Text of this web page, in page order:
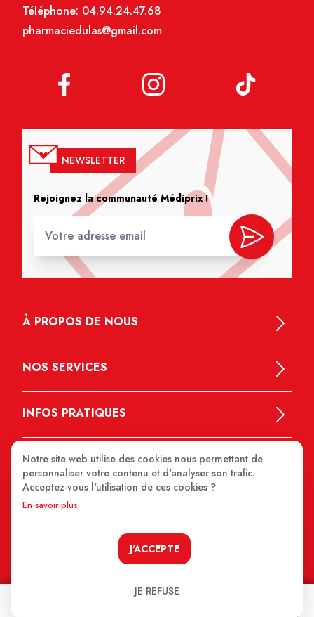
Téléphone: 04.94.24.47.68
pharmaciedulas@gmail.com
NEWSLETTER
Rejoignez la communauté Médiprix !
À PROPOS DE NOUS
NOS SERVICES
INFOS PRATIQUES
Notre site web utilise des cookies nous permettant de
personnaliser votre contenu et d'analyser son trafic.
Acceptez-vous l'utilisation de ces cookies ?
En savoir plus
J'ACCEPTE
JE REFUSE